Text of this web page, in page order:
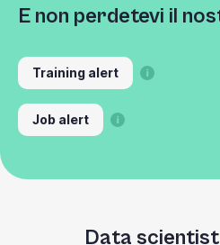
E non perdetevi il
Training alert
Job alert
Data